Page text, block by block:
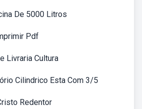
De 5000 Litros
Pdf
Livraria Cultura
Cilindrico Esta Com 3/5
Redentor